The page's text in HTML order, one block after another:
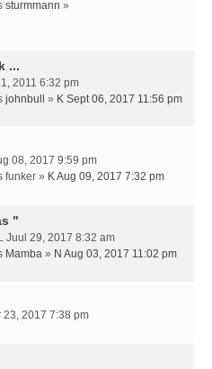
sturmmann »
...
2011 6:32 pm
johnbull » K Sept 06, 2017 11:56 pm
08, 2017 9:59 pm
funker » K Aug 09, 2017 7:32 pm
"
Juul 29, 2017 8:32 am
Mamba » N Aug 03, 2017 11:02 pm
23, 2017 7:38 pm